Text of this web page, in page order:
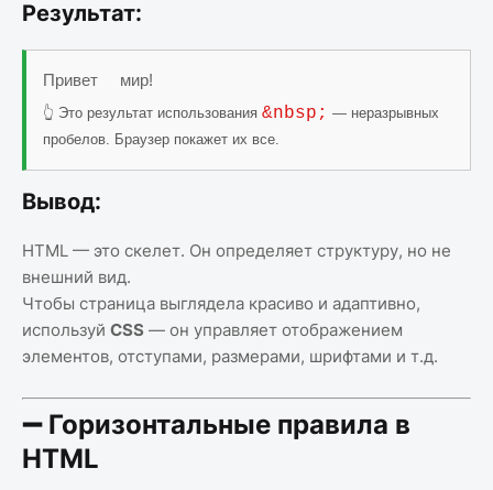
Результат:
Привет мир!
👆 Это результат использования &nbsp; — неразрывных
пробелов. Браузер покажет их все.
Вывод:
HTML — это скелет. Он определяет структуру, но не
внешний вид.
Чтобы страница выглядела красиво и адаптивно,
используй CSS — он управляет отображением
элементов, отступами, размерами, шрифтами и т.д.
➖ Горизонтальные правила в
HTML